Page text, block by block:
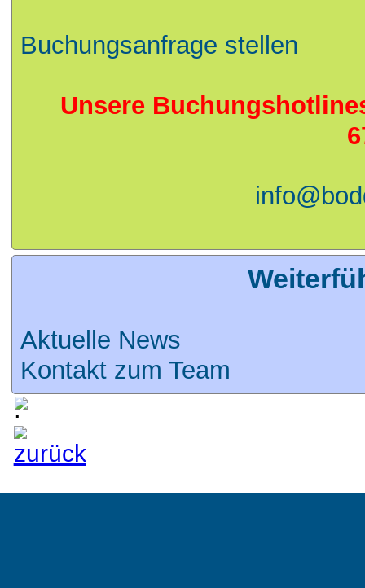
Buchungsanfrage stellen
Unsere
Aktuelle News
Kontakt zum Team